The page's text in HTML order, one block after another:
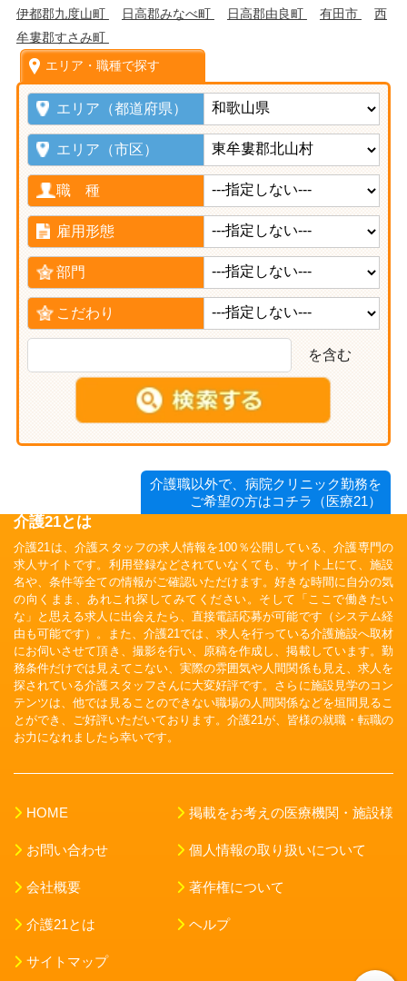
伊都郡九度山町
日高郡みなべ町 日高郡由良町 有田市
西
牟婁郡すさみ町
エリア・職種で探す
エリア（都道府県）
エリア（市区）
職 種
雇用形態
部門
こだわり
を含む
介護職以外で、病院クリニック勤務を
ご希望の方はコチラ（医療21）
介護21とは
介護21は、介護スタッフの求人情報を100％公開している、介護専門の
求人サイトです。利用登録などされていなくても、サイト上にて、施設
名や、条件等全ての情報がご確認いただけます。好きな時間に自分の気
の向くまま、あれこれ探してみてください。そして「ここで働きたい
な」と思える求人に出会えたら、直接電話応募が可能です（システム経
由も可能です）。また、介護21では、求人を行っている介護施設へ取材
にお伺いさせて頂き、撮影を行い、原稿を作成し、掲載しています。勤
務条件だけでは見えてこない、実際の雰囲気や人間関係も見え、求人を
探されている介護スタッフさんに大変好評です。さらに施設見学のコン
テンツは、他では見ることのできない職場の人間関係などを垣間見るこ
とができ、ご好評いただいております。介護21が、皆様の就職・転職の
お力になれましたら幸いです。
HOME
お問い合わせ
会社概要
介護21とは
サイトマップ
掲載をお考えの医療機関・施設様
個人情報の取り扱いについて
著作権について
ヘルプ